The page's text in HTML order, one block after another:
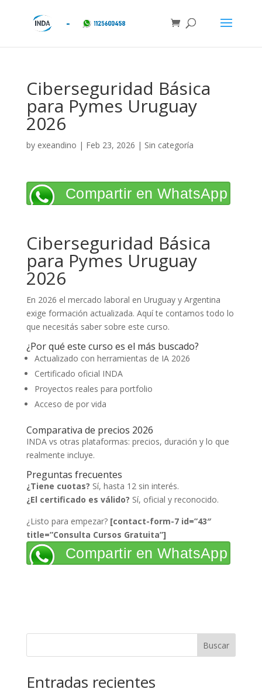
Ciberseguridad Básica
para Pymes Uruguay
2026
by exeandino | Feb 23, 2026 | Sin categoría
Compartir en WhatsApp
Ciberseguridad Básica
para Pymes Uruguay
2026
En 2026 el mercado laboral en Uruguay y Argentina
exige formación actualizada. Aquí te contamos todo lo
que necesitás saber sobre este curso.
¿Por qué este curso es el más buscado?
Actualizado con herramientas de IA 2026
Certificado oficial INDA
Proyectos reales para portfolio
Acceso de por vida
Comparativa de precios 2026
INDA vs otras plataformas: precios, duración y lo que
realmente incluye.
Preguntas frecuentes
¿Tiene cuotas? Sí, hasta 12 sin interés.
¿El certificado es válido? Sí, oficial y reconocido.
¿Listo para empezar? [contact-form-7 id=”43″
title=”Consulta Cursos Gratuita”]
Compartir en WhatsApp
Buscar
Entradas recientes